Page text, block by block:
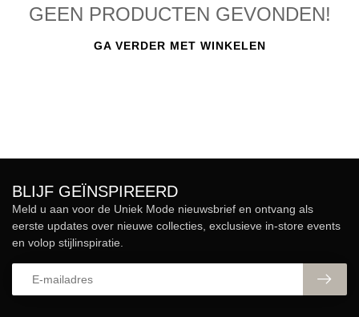
GEEN PRODUCTEN GEVONDEN!
GA VERDER MET WINKELEN
BLIJF GEÏNSPIREERD
Meld u aan voor de Uniek Mode nieuwsbrief en ontvang als
eerste updates over nieuwe collecties, exclusieve in-store events
en volop stijlinspiratie.